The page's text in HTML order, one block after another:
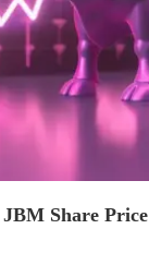
Share